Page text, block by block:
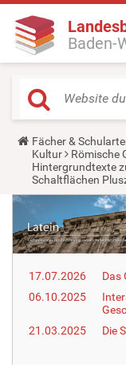
Baden-
Y
o
u
a
r
e
r
e
Fächer &
Kultur
Römische
Hintergrundtexte
Schaltflächen
17.07.2026
Das
06.10.2025
21.03.2025
Die